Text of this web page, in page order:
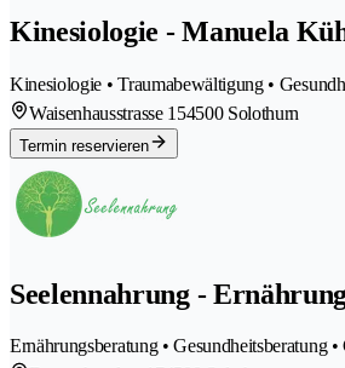
Kinesiologie - Manuela
Kinesiologie • Traumabewältigung •
Waisenhausstrasse 154500 Solothurn
Termin reservieren
Seelennahrung -
Ernährungsberatung • Gesundheitsberatung